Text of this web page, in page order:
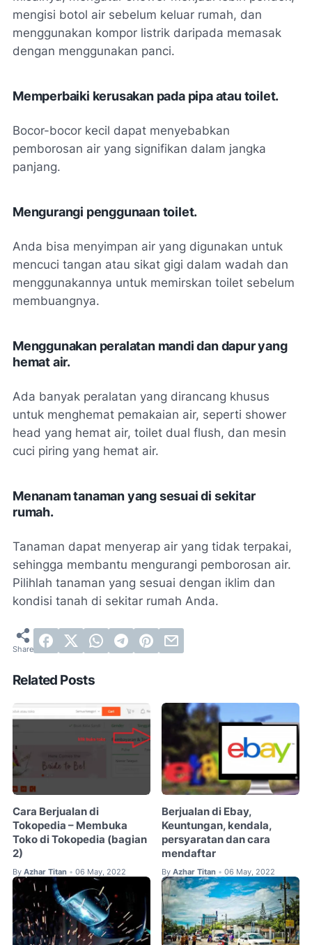
mengisi botol air sebelum keluar rumah, dan
menggunakan kompor listrik daripada memasak
dengan menggunakan panci.
Memperbaiki kerusakan pada pipa atau toilet.
Bocor-bocor kecil dapat menyebabkan
pemborosan air yang signifikan dalam jangka
panjang.
Mengurangi penggunaan toilet.
Anda bisa menyimpan air yang digunakan untuk
mencuci tangan atau sikat gigi dalam wadah dan
menggunakannya untuk memirskan toilet sebelum
membuangnya.
Menggunakan peralatan mandi dan dapur yang
hemat air.
Ada banyak peralatan yang dirancang khusus
untuk menghemat pemakaian air, seperti shower
head yang hemat air, toilet dual flush, dan mesin
cuci piring yang hemat air.
Menanam tanaman yang sesuai di sekitar
rumah.
Tanaman dapat menyerap air yang tidak terpakai,
sehingga membantu mengurangi pemborosan air.
Pilihlah tanaman yang sesuai dengan iklim dan
kondisi tanah di sekitar rumah Anda.
Related Posts
Cara Berjualan di
Tokopedia – Membuka
Toko di Tokopedia (bagian
2)
By Azhar Titan • 06 May, 2022
Berjualan di Ebay,
Keuntungan, kendala,
persyaratan dan cara
mendaftar
By Azhar Titan • 06 May, 2022